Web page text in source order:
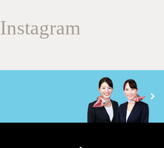
Instagram